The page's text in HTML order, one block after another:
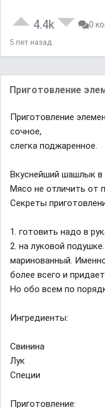
4.4k 0
5 лет назад
Приготовление
Приготовление
сочное,
слегка поджаренное.
Вкуснейший шашлык в
Мясо не отличить от
Секреты
1. готовить надо в
2. на луковой
маринованный.
более всего и
Но обо всем по
Ингредиенты:
Свинина
Лук
Специи
Приготовление: